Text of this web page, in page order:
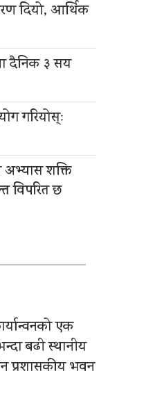
दियो, आर्थिक
दैनिक ३ सय
गरियोस्ः
अभ्यास शक्ति
विपरित छ
एक
बढी स्थानीय
प्रशासकीय भवन